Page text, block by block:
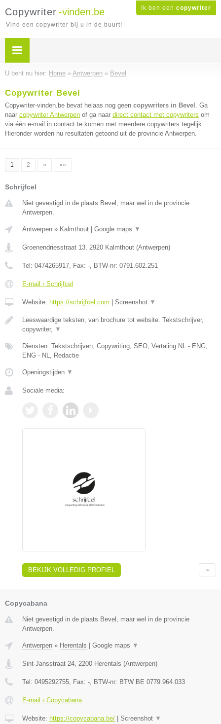
Ik ben een copywriter
Copywriter -vinden.be
Vind een copywriter bij u in de buurt!
U bent nu hier: Home » Antwerpen » Bevel
Copywriter Bevel
Copywriter-vinden.be bevat helaas nog geen copywriters in Bevel . Ga
naar copywriter Antwerpen of ga naar direct contact met copywriters om
via één e-mail in contact te komen met meerdere copywriters tegelijk.
Hieronder worden nu resultaten getoond uit de provincie Antwerpen.
1 2 » »»
Schrijfcel
Niet gevestigd in de plaats Bevel, maar wel in de provincie
Antwerpen.
Antwerpen » Kalmthout Google maps ▼
Groenendriesstraat 13, 2920 Kalmthout (Antwerpen)
Tel: 0474265917, Fax: -, BTW-nr: 0791.602.251
E-mail › Schrijfcel
Website: https://schrijfcel.com Screenshot ▼
Leeswaardige teksten, van brochure tot website. Tekstschrijver,
copywriter, ▼
Diensten: Tekstschrijven, Copywriting, SEO, Vertaling NL - ENG,
ENG - NL, Redactie
Openingstijden ▼
Sociale media:
BEKIJK VOLLEDIG PROFIEL
Copycabana
Niet gevestigd in de plaats Bevel, maar wel in de provincie
Antwerpen.
Antwerpen » Herentals Google maps ▼
Sint-Jansstraat 24, 2200 Herentals (Antwerpen)
Tel: 0495292755, Fax: -, BTW-nr: BTW BE 0779.964.033
E-mail › Copycabana
Website: https://copycabana.be/ Screenshot ▼